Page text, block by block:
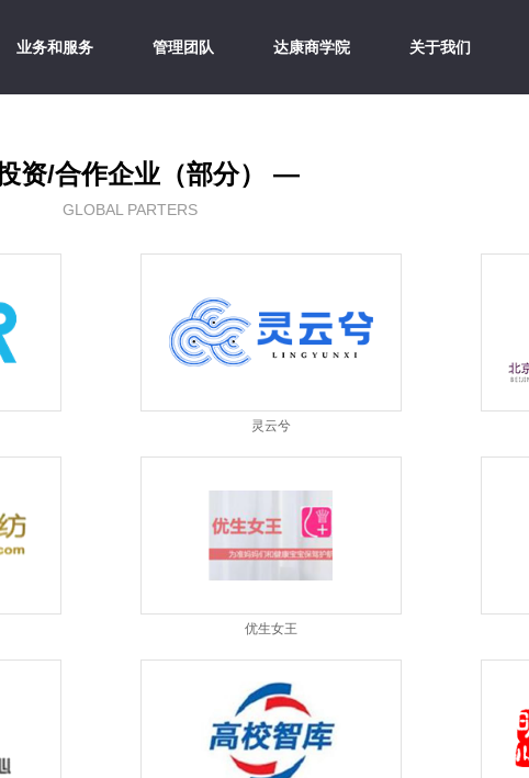
业务和服务 管理团队 达康商学院 关于我们
资/合作企业（部分） —
GLOBAL PARTERS
灵云兮
优生女王